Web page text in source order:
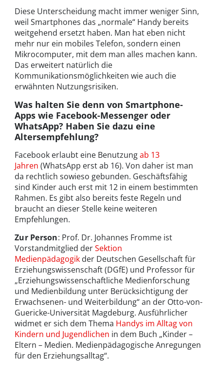
Diese Unterscheidung macht immer weniger Sinn,
weil Smartphones das „normale“ Handy bereits
weitgehend ersetzt haben. Man hat eben nicht
mehr nur ein mobiles Telefon, sondern einen
Mikrocomputer, mit dem man alles machen kann.
Das erweitert natürlich die
Kommunikationsmöglichkeiten wie auch die
erwähnten Nutzungsrisiken.
Was halten Sie denn von Smartphone-
Apps wie Facebook-Messenger oder
WhatsApp? Haben Sie dazu eine
Altersempfehlung?
Facebook erlaubt eine Benutzungab 13
Jahren (WhatsApp erst ab 16). Von daher ist man
da rechtlich sowieso gebunden. Geschäftsfähig
sind Kinder auch erst mit 12 in einem bestimmten
Rahmen. Es gibt also bereits feste Regeln und
braucht an dieser Stelle keine weiteren
Empfehlungen.
Zur Person: Prof. Dr. Johannes Fromme ist
Vorstandmitglied derSektion
Medienpädagogik der Deutschen Gesellschaft für
Erziehungswissenschaft (DGfE) und Professor für
„Erziehungswissenschaftliche Medienforschung
und Medienbildung unter Berücksichtigung der
Erwachsenen- und Weiterbildung“ an der Otto-von-
Guericke-Universität Magdeburg. Ausführlicher
widmet er sich dem Thema Handys im Alltag von
Kindern und Jugendlichen in dem Buch „Kinder –
Eltern – Medien. Medienpädagogische Anregungen
für den Erziehungsalltag“.